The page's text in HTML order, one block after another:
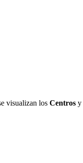
visualizan los Centros y